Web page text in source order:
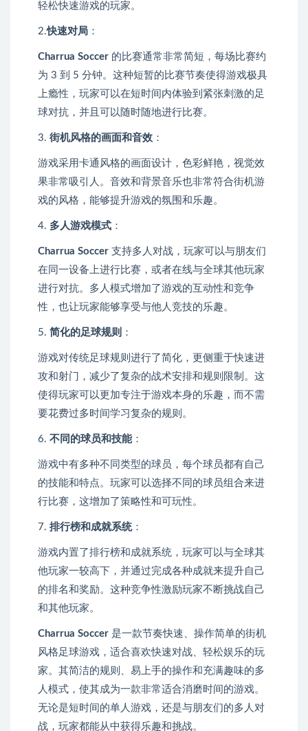
轻松快速游戏的玩家。
2.快速对局 ：
Charrua Soccer 的比赛通常非常简短，每场比赛约
为 3 到 5 分钟。这种短暂的比赛节奏使得游戏极具
上瘾性，玩家可以在短时间内体验到紧张刺激的足
球对抗，并且可以随时随地进行比赛。
3. 街机风格的画面和音效 ：
游戏采用卡通风格的画面设计，色彩鲜艳，视觉效
果非常吸引人。音效和背景音乐也非常符合街机游
戏的风格，能够提升游戏的氛围和乐趣。
4. 多人游戏模式 ：
Charrua Soccer 支持多人对战，玩家可以与朋友们
在同一设备上进行比赛，或者在线与全球其他玩家
进行对抗。多人模式增加了游戏的互动性和竞争
性，也让玩家能够享受与他人竞技的乐趣。
5. 简化的足球规则 ：
游戏对传统足球规则进行了简化，更侧重于快速进
攻和射门，减少了复杂的战术安排和规则限制。这
使得玩家可以更加专注于游戏本身的乐趣，而不需
要花费过多时间学习复杂的规则。
6. 不同的球员和技能：
游戏中有多种不同类型的球员，每个球员都有自己
的技能和特点。玩家可以选择不同的球员组合来进
行比赛，这增加了策略性和可玩性。
7. 排行榜和成就系统：
游戏内置了排行榜和成就系统，玩家可以与全球其
他玩家一较高下，并通过完成各种成就来提升自己
的排名和奖励。这种竞争性激励玩家不断挑战自己
和其他玩家。
Charrua Soccer 是一款节奏快速、操作简单的街机
风格足球游戏，适合喜欢快速对战、轻松娱乐的玩
家。其简洁的规则、易上手的操作和充满趣味的多
人模式，使其成为一款非常适合消磨时间的游戏。
无论是短时间的单人游戏，还是与朋友们的多人对
战，玩家都能从中获得乐趣和挑战。